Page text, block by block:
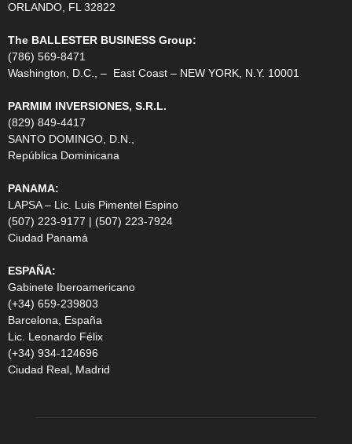
ORLANDO, FL 32822
The BALLESTER BUSINESS Group:
(786) 569-8471
Washington, D.C., – East Coast – NEW YORK, N.Y. 10001
PARMIM INVERSIONES, S.R.L.
(829) 849-4417
SANTO DOMINGO, D.N.,
República Dominicana
PANAMA:
LAPSA – Lic. Luis Pimentel Espino
(507) 223-9177 | (507) 223-7924
Ciudad Panamá
ESPAÑA:
Gabinete Iberoamericano
(+34) 659-239803
Barcelona, España
Lic. Leonardo Félix
(+34) 934-124696
Ciudad Real, Madrid